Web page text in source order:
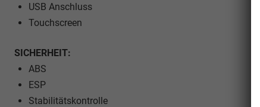
USB Anschluss
Touchscreen
SICHERHEIT:
ABS
ESP
Stabilitätskontrolle